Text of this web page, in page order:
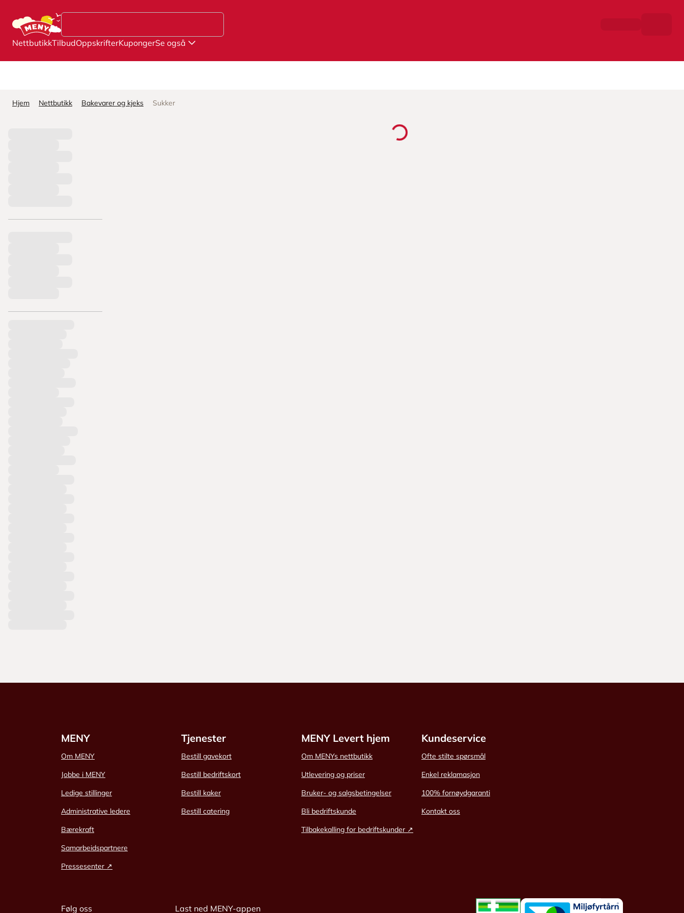
NettbutikkTilbudOppskrifterKupongerSe også
Hjem Nettbutikk Bakevarer og kjeks Sukker
MENY
Om MENY
Jobbe i MENY
Ledige stillinger
Administrative ledere
Bærekraft
Samarbeidspartnere
Pressesenter ↗
Tjenester
Bestill gavekort
Bestill bedriftskort
Bestill kaker
Bestill catering
MENY Levert hjem
Om MENYs nettbutikk
Utlevering og priser
Bruker- og salgsbetingelser
Bli bedriftskunde
Tilbakekalling for bedriftskunder ↗
Kundeservice
Ofte stilte spørsmål
Enkel reklamasjon
100% fornøydgaranti
Kontakt oss
Følg oss Last ned MENY-appen